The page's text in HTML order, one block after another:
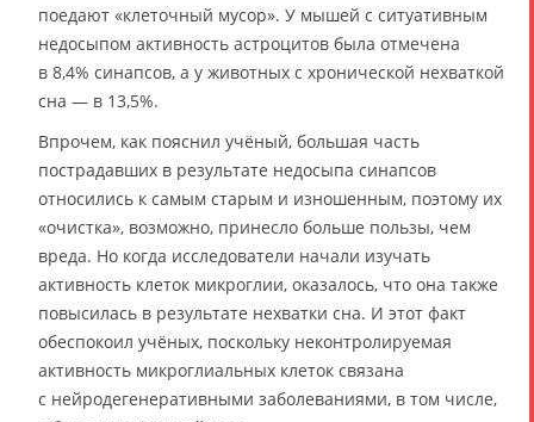
поедают «клеточный мусор». У мышей с ситуативным
недосыпом активность астроцитов была отмечена
в 8,4% синапсов, а у животных с хронической нехваткой
сна — в 13,5%.
Впрочем, как пояснил учёный, большая часть
пострадавших в результате недосыпа синапсов
относились к самым старым и изношенным, поэтому их
«очистка», возможно, принесло больше пользы, чем
вреда. Но когда исследователи начали изучать
активность клеток микроглии, оказалось, что она также
повысилась в результате нехватки сна. И этот факт
обеспокоил учёных, поскольку неконтролируемая
активность микроглиальных клеток связана
с нейродегенеративными заболеваниями, в том числе,